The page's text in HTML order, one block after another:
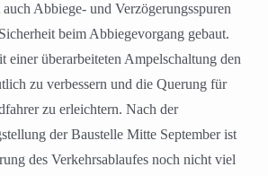
Abbiege- und Verzögerungsspuren
beim Abbiegevorgang gebaut.
einer überarbeiteten Ampelschaltung den
zu verbessern und die Querung für
zu erleichtern. Nach der
der Baustelle Mitte September ist
des Verkehrsablaufes noch nicht viel